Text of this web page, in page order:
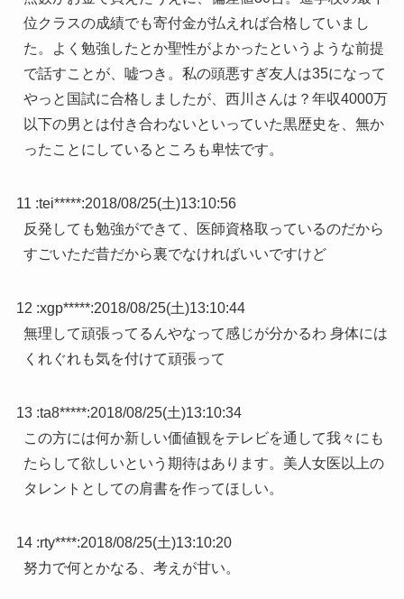
位クラスの成績でも寄付金が払えれば合格していまし
た。よく勉強したとか聖性がよかったというような前提
で話すことが、嘘つき。私の頭悪すぎ友人は35になって
やっと国試に合格しましたが、西川さんは？年収4000万
以下の男とは付き合わないといっていた黒歴史を、無か
ったことにしているところも卑怯です。
11 :tei*****:2018/08/25(土)13:10:56
反発しても勉強ができて、医師資格取っているのだから
すごいただ昔だから裏でなければいいですけど
12 :xgp*****:2018/08/25(土)13:10:44
無理して頑張ってるんやなって感じが分かるわ 身体には
くれぐれも気を付けて頑張って
13 :ta8*****:2018/08/25(土)13:10:34
この方には何か新しい価値観をテレビを通して我々にも
たらして欲しいという期待はあります。美人女医以上の
タレントとしての肩書を作ってほしい。
14 :rty****:2018/08/25(土)13:10:20
努力で何とかなる、考えが甘い。